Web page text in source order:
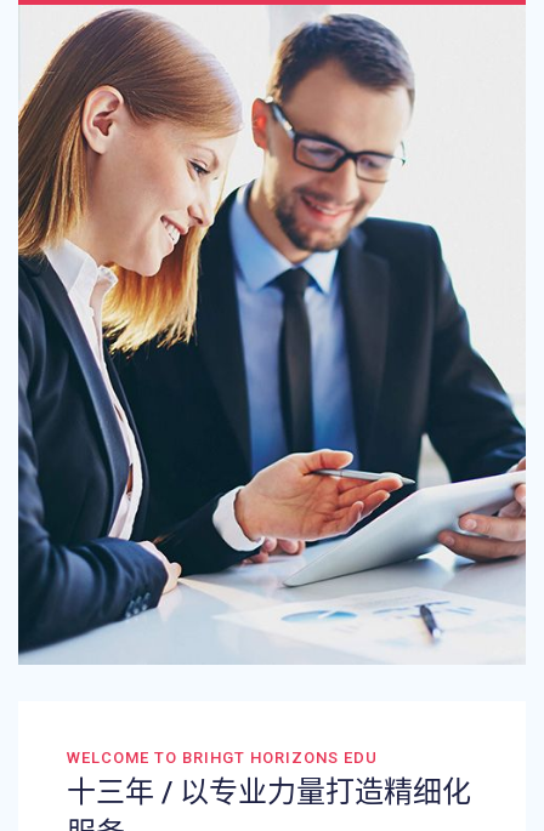
WELCOME TO BRIHGT HORIZONS EDU
十三年 / 以专业力量打造精细化